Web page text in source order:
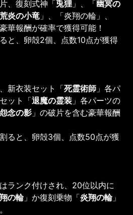
、復刻式神「兎狸 」、「幽冥の
荒炎の小竜 」、「炎翔の輪」、
華報酬が確率で獲得可能！
と、卵殻2個、点数10点が獲得
新衣装セット「死霊術師 」各パ
ット「退魔の霊装 」各パーツの
念の影 」の破片を含む豪華報酬
ると、卵殻3個、点数50点が獲
ランク付けされ、20位以内に
の輪」か復刻乗物「炎翔の輪」